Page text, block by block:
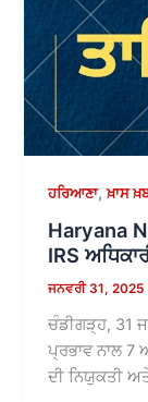
ਹਰਿਆਣਾ,ਖ਼ਾਸ
Haryana
IRS
ਜਨਵਰੀ 31, 2025
ਚੰਡੀਗੜ੍ਹ, 31
ਪ੍ਰਭਾਵ ਨਾਲ
ਦੀ ਨਿਯੁਕਤੀ